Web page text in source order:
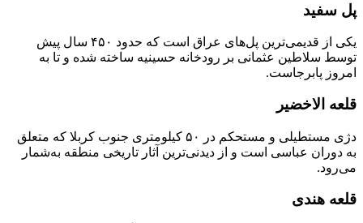
پل سفید
یکی از قدیمی‌ترین پل‌های عراق است که حدود ۴۵۰ سال پیش
توسط سلاطین عثمانی بر رودخانه حسینیه ساخته شده و تا به
امروز پابرجاست.
قلعه الاخضیر
دژی مستطیلی و مستحکم در ۵۰ کیلومتری جنوب کربلا که متعلق
به دوران عباسی است و از دیدنی‌ترین آثار تاریخی منطقه به‌شمار
می‌رود.
قلعه هندی